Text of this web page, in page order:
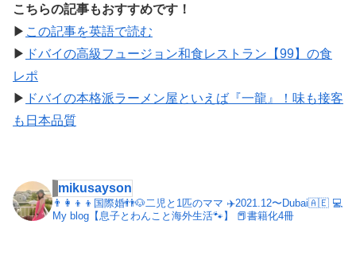
こちらの記事もおすすめです！
▶︎ この記事を英語で読む
▶︎ ドバイの高級フュージョン和食レストラン【99】の食
レポ
▶︎ ドバイの本格派ラーメン屋といえば『一龍』！味も接客
も日本品質
mikusayson
👨‍👩‍👦‍👦国際婚👬🐶二児と1匹のママ ✈️2021.12〜Dubai🇦🇪 💻
My blog【息子とわんこと海外生活🐾】
📕書籍化4冊